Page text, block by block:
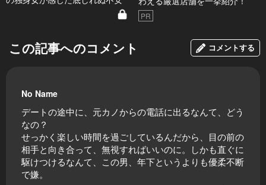
PR
この記事へのコメント コメントする
No Name
デートの途中に、元カノからの電話に出るなんて、どう
なの？
せっかく楽しい時間を過ごしているんだから、目の前の
相手と向き合って、無視すればいいのに。しかも直ぐに
駆けつけるなんて、この男、年下というよりも優柔不断
で嫌。